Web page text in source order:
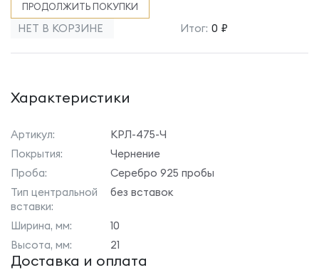
ПРОДОЛЖИТЬ ПОКУПКИ
НЕТ В КОРЗИНЕ Итог: 0 ₽
Характеристики
Артикул:
КРЛ-475-Ч
Покрытия:
Чернение
Проба:
Серебро 925 пробы
Тип центральной
вставки:
без вставок
Ширина, мм:
10
Высота, мм:
21
Доставка и оплата